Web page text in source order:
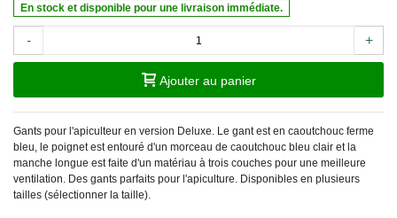
En stock et disponible pour une livraison immédiate.
- +
Ajouter au panier
Gants pour l'apiculteur en version Deluxe. Le gant est en caoutchouc ferme
bleu, le poignet est entouré d'un morceau de caoutchouc bleu clair et la
manche longue est faite d'un matériau à trois couches pour une meilleure
ventilation. Des gants parfaits pour l'apiculture. Disponibles en plusieurs
tailles (sélectionner la taille).